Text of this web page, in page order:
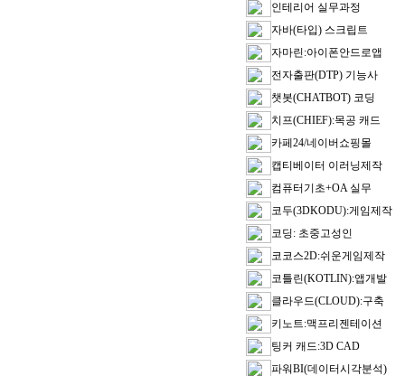
인테리어 실무과정
자바(타입) 스크립트
자마린:아이폰안드로앱
전자출판(DTP) 기능사
챗봇(CHATBOT) 코딩
치프(CHIEF):목공 캐드
카페24/네이버쇼핑몰
캡티베이터 이러닝제작
컴퓨터기초+OA 실무
코두(3DKODU):게임제작
코딩: 초중고성인
코코스2D:쉬운게임제작
코틀린(KOTLIN):앱개발
클라우드(CLOUD):구축
키노트:맥프리젠테이션
팅커 캐드:3D CAD
파워BI(데이터시각분석)